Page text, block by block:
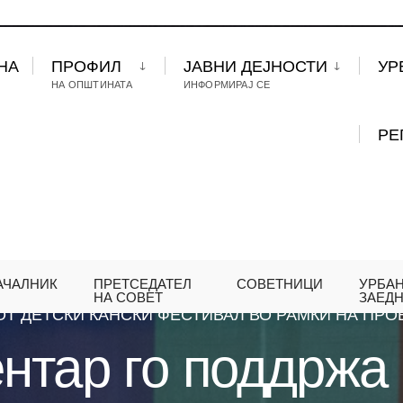
ПРОФИЛ
НА ОПШТИНАТА
ЈАВНИ ДЕЈНОСТИ
ИНФОРМИРАЈ СЕ
ПРЕТСЕДАТЕЛ
НА СОВЕТ
СОВЕТНИЦИ
,ПРОЕКТИ
ОПШТИНА ЦЕНТАР ГО
КАНСКИ ФЕСТИВАЛ ВО РАМКИ НА
го поддржа